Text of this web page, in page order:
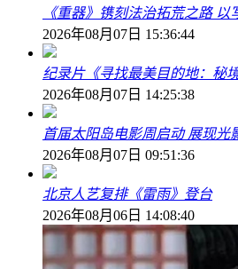
《重器》镌刻法治拓荒之路
2026年08月07日 15:36:44
纪录片《寻找最美目的地：秘
2026年08月07日 14:25:38
首届太阳岛电影周启动 展现光
2026年08月07日 09:51:36
北京人艺复排《雷雨》登台
2026年08月06日 14:08:40